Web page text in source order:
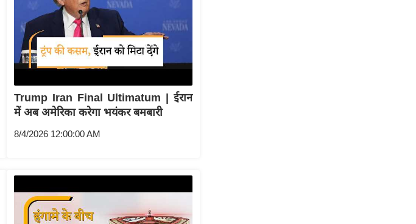
Trump Iran Final Ultimatum | ईरान
में अब अमेरिका करेगा भयंकर बमबारी
8/4/2026 12:00:00 AM